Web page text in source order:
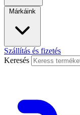
Márkáink
Szállítás és fizetés
Keresés